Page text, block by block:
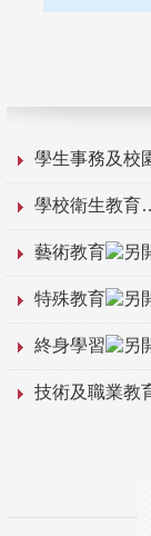
學生事務及校
學校衛生教育
藝術教育
特殊教育
終身學習
技術及職業教